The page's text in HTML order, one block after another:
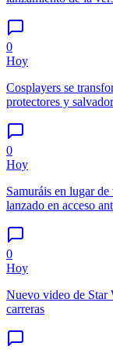
0
Hoy
Cosplayers se
protectores y
0
Hoy
Samuráis en lugar
lanzado en acceso
0
Hoy
Nuevo video de Star
carreras